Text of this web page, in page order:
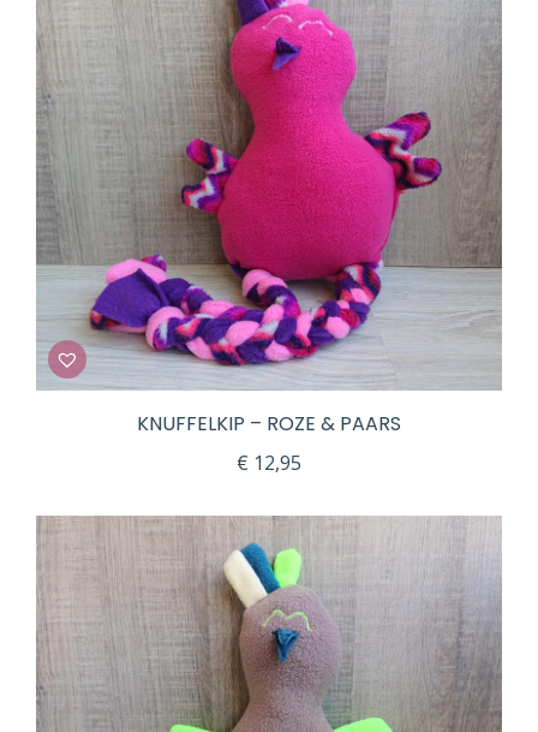
KNUFFELKIP – ROZE & PAARS
€ 12,95